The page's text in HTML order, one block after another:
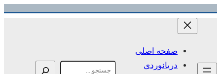
رفتن
صفحه اصلی
دریانوردی